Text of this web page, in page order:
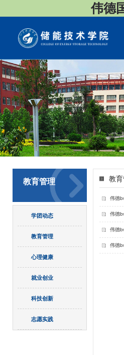
伟德
教育管理
学团动态
教育管理
心理健康
就业创业
科技创新
志愿实践
教
伟德
伟德
伟德
伟德